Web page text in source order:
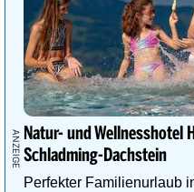
Natur- und
Schladming-Dachstein
Perfekter Familienurlaub